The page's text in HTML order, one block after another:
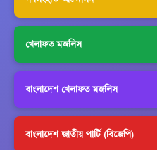
খেলাফত মজলিস
বাংলাদেশ খেলাফত মজলিস
বাংলাদেশ জাতীয় পার্টি (বিজেপি)